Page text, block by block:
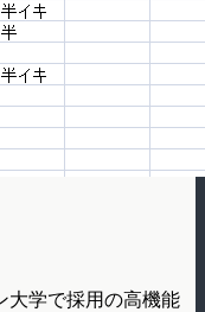
大学で採用の高機能